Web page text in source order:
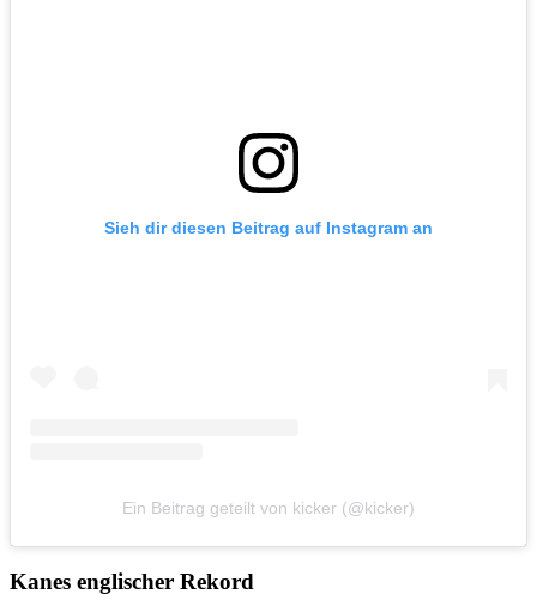
Sieh dir diesen Beitrag auf Instagram an
Ein Beitrag geteilt von kicker (@kicker)
Kanes englischer Rekord